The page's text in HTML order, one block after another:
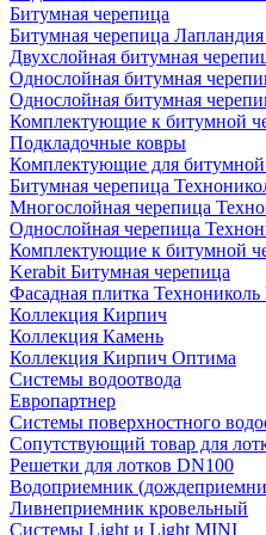
Битумная черепица
Битумная черепица
Двухслойная битумная
Однослойная битумная
Однослойная битумная
Комплектующие к битумной
Подкладочные ковры
Комплектующие для
Битумная черепица
Многослойная черепица
Однослойная черепица
Комплектующие к битумной
Kerabit Битумная черепица
Фасадная плитка
Кол​лекция Кирпич
Кол​лекция Камень
Коллекция Кирпич Оптима
Системы водоотвода
Европартнер
Системы поверхностного
Сопутствующий товар для
Решетки для лотков DN100
Водоприемник
Ливнеприемник кровельный
Системы Light и Light MINI